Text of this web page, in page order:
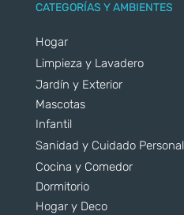
CATEGORÍAS Y AMBIENTES
Hogar
Limpieza y Lavadero
Jardín y Exterior
Mascotas
Infantil
Sanidad y Cuidado Personal
Cocina y Comedor
Dormitorio
Hogar y Deco